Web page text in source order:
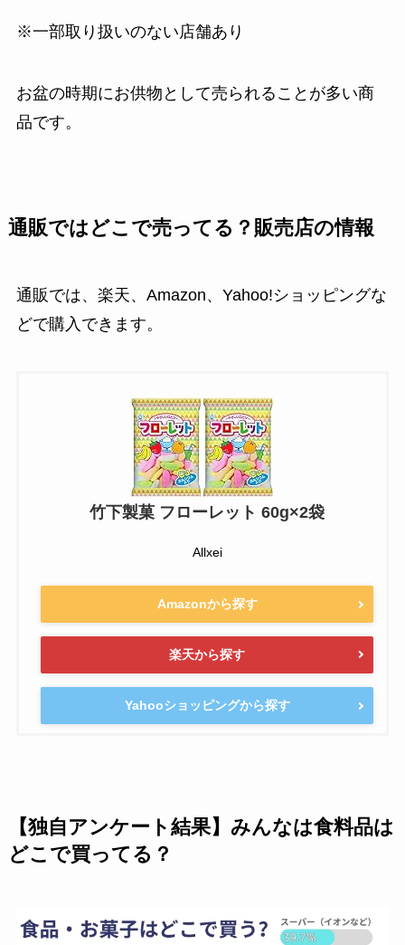
※一部取り扱いのない店舗あり
お盆の時期にお供物として売られることが多い商
品です。
通販ではどこで売ってる？販売店の情報
通販では、楽天、Amazon、Yahoo!ショッピングな
どで購入できます。
竹下製菓 フローレット 60g×2袋
Allxei
Amazonから探す
楽天から探す
Yahooショッピングから探す
【独自アンケート結果】みんなは食料品は
どこで買ってる？